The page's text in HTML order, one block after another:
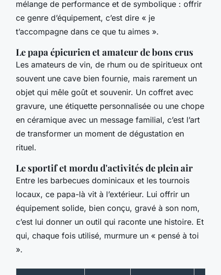
mélange de performance et de symbolique : offrir
ce genre d’équipement, c’est dire « je
t’accompagne dans ce que tu aimes ».
Le papa épicurien et amateur de bons crus
Les amateurs de vin, de rhum ou de spiritueux ont
souvent une cave bien fournie, mais rarement un
objet qui mêle goût et souvenir. Un coffret avec
gravure, une étiquette personnalisée ou une chope
en céramique avec un message familial, c’est l’art
de transformer un moment de dégustation en
rituel.
Le sportif et mordu d'activités de plein air
Entre les barbecues dominicaux et les tournois
locaux, ce papa-là vit à l’extérieur. Lui offrir un
équipement solide, bien conçu, gravé à son nom,
c’est lui donner un outil qui raconte une histoire. Et
qui, chaque fois utilisé, murmure un « pensé à toi
».